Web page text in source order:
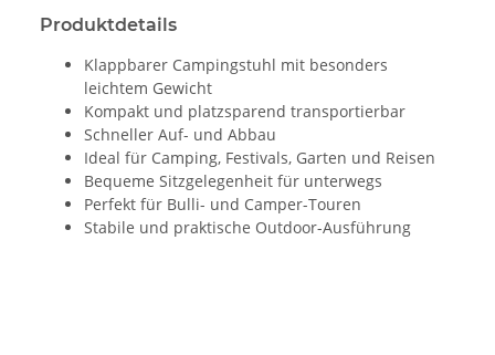
Produktdetails
Klappbarer Campingstuhl mit besonders
leichtem Gewicht
Kompakt und platzsparend transportierbar
Schneller Auf- und Abbau
Ideal für Camping, Festivals, Garten und Reisen
Bequeme Sitzgelegenheit für unterwegs
Perfekt für Bulli- und Camper-Touren
Stabile und praktische Outdoor-Ausführung